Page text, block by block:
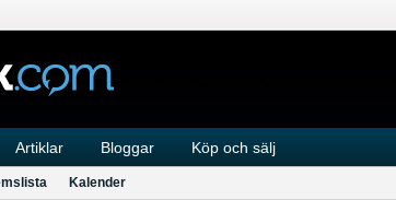
Artiklar Bloggar Köp och sälj
Kalender